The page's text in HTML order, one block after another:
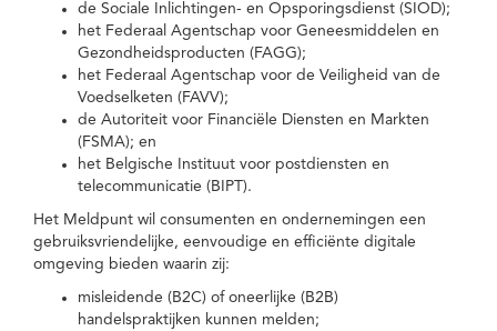
de Sociale Inlichtingen- en Opsporingsdienst (SIOD);
het Federaal Agentschap voor Geneesmiddelen en
Gezondheidsproducten (FAGG);
het Federaal Agentschap voor de Veiligheid van de
Voedselketen (FAVV);
de Autoriteit voor Financiële Diensten en Markten
(FSMA); en
het Belgische Instituut voor postdiensten en
telecommunicatie (BIPT).
Het Meldpunt wil consumenten en ondernemingen een
gebruiksvriendelijke, eenvoudige en efficiënte digitale
omgeving bieden waarin zij:
misleidende (B2C) of oneerlijke (B2B)
handelspraktijken kunnen melden;